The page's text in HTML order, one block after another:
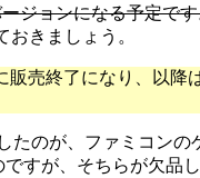
ジョンになる予定で
きましょう。
販売終了になり、以降
たのが、ファミコン
すが、そちらが欠品